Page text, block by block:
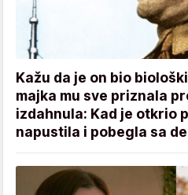
Kažu da je on bio
majka mu sve priznala
izdahnula: Kad je otkrio
napustila i pobegla sa